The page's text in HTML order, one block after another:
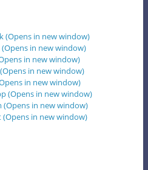
(Opens in new window)
in new window)
in new window)
in new window)
in new window)
(Opens in new window)
(Opens in new window)
(Opens in new window)